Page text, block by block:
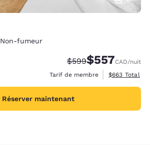
Non-fumeur
Tarif barré :
$599Tarif réduit :
$557CAD/nuit
Tarif de membre
Afficher les
$663 Total
Réserver maintenant